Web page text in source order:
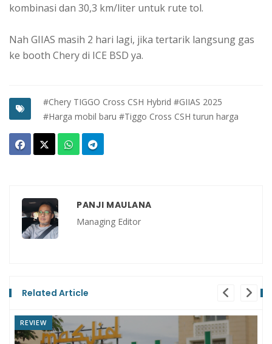
kombinasi dan 30,3 km/liter untuk rute tol.
Nah GIIAS masih 2 hari lagi, jika tertarik langsung gas
ke booth Chery di ICE BSD ya.
#Chery TIGGO Cross CSH Hybrid #GIIAS 2025
#Harga mobil baru #Tiggo Cross CSH turun harga
PANJI MAULANA
Managing Editor
Related Article
REVIEW